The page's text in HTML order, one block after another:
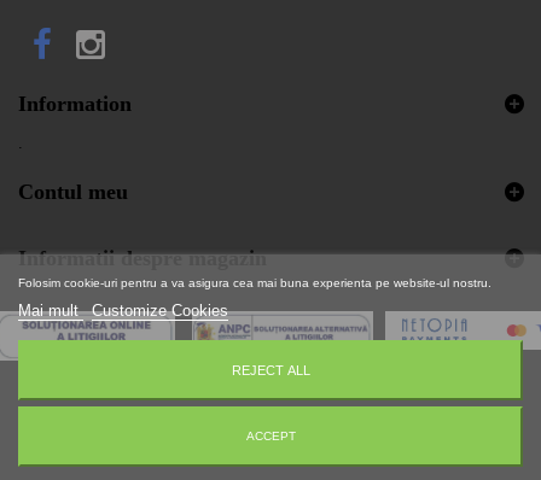
Information
.
Contul meu
Informatii despre magazin
Folosim cookie-uri pentru a va asigura cea mai buna experienta pe website-ul nostru.
Mai mult Customize Cookies
REJECT ALL
ACCEPT